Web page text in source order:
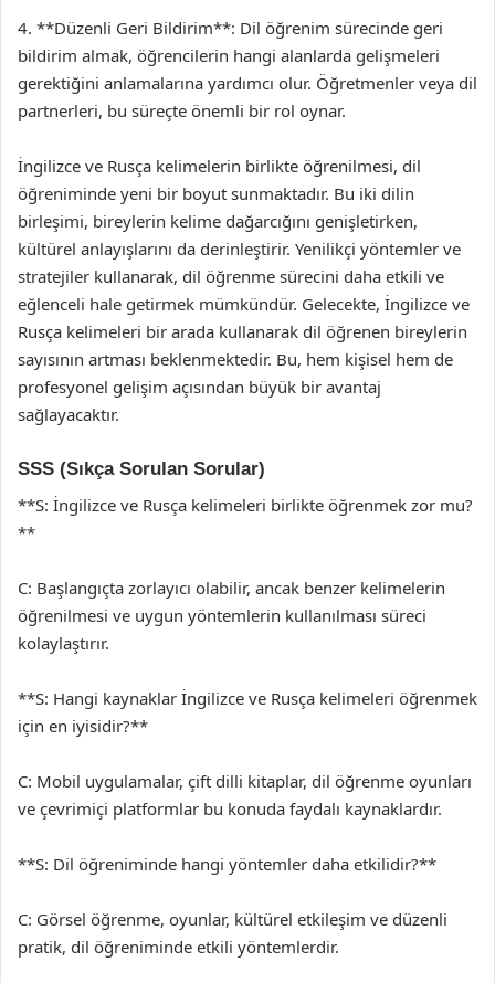
4. **Düzenli Geri Bildirim**: Dil öğrenim sürecinde geri
bildirim almak, öğrencilerin hangi alanlarda gelişmeleri
gerektiğini anlamalarına yardımcı olur. Öğretmenler veya dil
partnerleri, bu süreçte önemli bir rol oynar.
İngilizce ve Rusça kelimelerin birlikte öğrenilmesi, dil
öğreniminde yeni bir boyut sunmaktadır. Bu iki dilin
birleşimi, bireylerin kelime dağarcığını genişletirken,
kültürel anlayışlarını da derinleştirir. Yenilikçi yöntemler ve
stratejiler kullanarak, dil öğrenme sürecini daha etkili ve
eğlenceli hale getirmek mümkündür. Gelecekte, İngilizce ve
Rusça kelimeleri bir arada kullanarak dil öğrenen bireylerin
sayısının artması beklenmektedir. Bu, hem kişisel hem de
profesyonel gelişim açısından büyük bir avantaj
sağlayacaktır.
SSS (Sıkça Sorulan Sorular)
**S: İngilizce ve Rusça kelimeleri birlikte öğrenmek zor mu?
**
C: Başlangıçta zorlayıcı olabilir, ancak benzer kelimelerin
öğrenilmesi ve uygun yöntemlerin kullanılması süreci
kolaylaştırır.
**S: Hangi kaynaklar İngilizce ve Rusça kelimeleri öğrenmek
için en iyisidir?**
C: Mobil uygulamalar, çift dilli kitaplar, dil öğrenme oyunları
ve çevrimiçi platformlar bu konuda faydalı kaynaklardır.
**S: Dil öğreniminde hangi yöntemler daha etkilidir?**
C: Görsel öğrenme, oyunlar, kültürel etkileşim ve düzenli
pratik, dil öğreniminde etkili yöntemlerdir.